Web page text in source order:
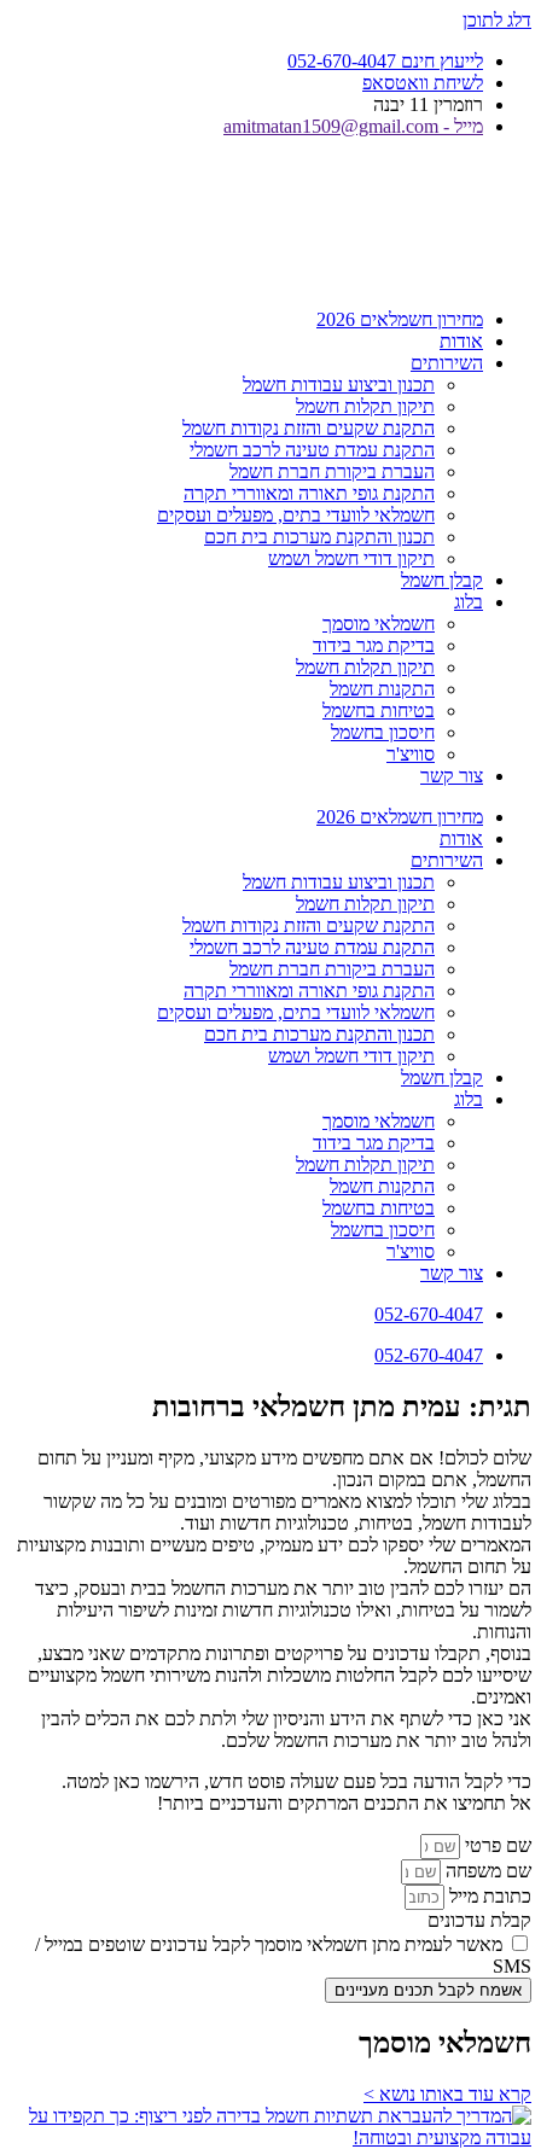
דלג לתוכן
לייעוץ חינם 052-670-4047
לשיחת וואטסאפ
רוזמרין 11 יבנה
מייל - amitmatan1509@gmail.com
מחירון חשמלאים 2026
אודות
השירותים
תכנון וביצוע עבודות חשמל
תיקון תקלות חשמל
התקנת שקעים והזזת נקודות חשמל
התקנת עמדת טעינה לרכב חשמלי
העברת ביקורת חברת חשמל
התקנת גופי תאורה ומאווררי תקרה
חשמלאי לוועדי בתים, מפעלים ועסקים
תכנון והתקנת מערכות בית חכם
תיקון דודי חשמל ושמש
קבלן חשמל
בלוג
חשמלאי מוסמך
בדיקת מגר בידוד
תיקון תקלות חשמל
התקנות חשמל
בטיחות בחשמל
חיסכון בחשמל
סוויצ'ר
צור קשר
מחירון חשמלאים 2026
אודות
השירותים
תכנון וביצוע עבודות חשמל
תיקון תקלות חשמל
התקנת שקעים והזזת נקודות חשמל
התקנת עמדת טעינה לרכב חשמלי
העברת ביקורת חברת חשמל
התקנת גופי תאורה ומאווררי תקרה
חשמלאי לוועדי בתים, מפעלים ועסקים
תכנון והתקנת מערכות בית חכם
תיקון דודי חשמל ושמש
קבלן חשמל
בלוג
חשמלאי מוסמך
בדיקת מגר בידוד
תיקון תקלות חשמל
התקנות חשמל
בטיחות בחשמל
חיסכון בחשמל
סוויצ'ר
צור קשר
052-670-4047
052-670-4047
תגית: עמית מתן חשמלאי ברחובות
שלום לכולם! אם אתם מחפשים מידע מקצועי, מקיף ומעניין על תחום
החשמל, אתם במקום הנכון.
בבלוג שלי תוכלו למצוא מאמרים מפורטים ומובנים על כל מה שקשור
לעבודות חשמל, בטיחות, טכנולוגיות חדשות ועוד.
המאמרים שלי יספקו לכם ידע מעמיק, טיפים מעשיים ותובנות מקצועיות
על תחום החשמל.
הם יעזרו לכם להבין טוב יותר את מערכות החשמל בבית ובעסק, כיצד
לשמור על בטיחות, ואילו טכנולוגיות חדשות זמינות לשיפור היעילות
והנוחות.
בנוסף, תקבלו עדכונים על פרויקטים ופתרונות מתקדמים שאני מבצע,
שיסייעו לכם לקבל החלטות מושכלות ולהנות משירותי חשמל מקצועיים
ואמינים.
אני כאן כדי לשתף את הידע והניסיון שלי ולתת לכם את הכלים להבין
ולנהל טוב יותר את מערכות החשמל שלכם.
כדי לקבל הודעה בכל פעם שעולה פוסט חדש, הירשמו כאן למטה.
אל תחמיצו את התכנים המרתקים והעדכניים ביותר!
שם פרטי
שם משפחה
כתובת מייל
קבלת עדכונים
מאשר לעמית מתן חשמלאי מוסמך לקבל עדכונים שוטפים במייל /
SMS
אשמח לקבל תכנים מעניינים
חשמלאי מוסמך
קרא עוד באותו נושא >